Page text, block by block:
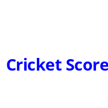
Cricket